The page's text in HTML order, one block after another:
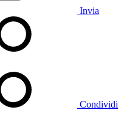
Invia
Condividi